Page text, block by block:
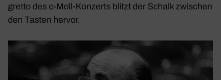
gretto des c‑Moll-Konzerts blitzt der Schalk zwischen
den Tasten hervor.